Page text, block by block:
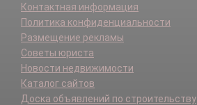
Контактная информация
Политика конфиденциальности
Размещение рекламы
Советы юриста
Новости недвижимости
Каталог сайтов
Доска объявлений по строительству